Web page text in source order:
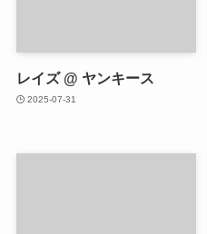
レイズ @ ヤンキース
2025-07-31